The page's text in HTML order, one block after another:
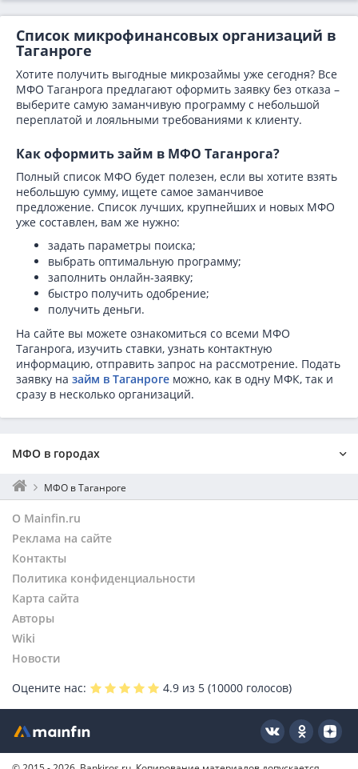
Список микрофинансовых организаций в
Таганроге
Хотите получить выгодные микрозаймы уже сегодня? Все
МФО Таганрога предлагают оформить заявку без отказа –
выберите самую заманчивую программу с небольшой
переплатой и лояльными требованиями к клиенту.
Как оформить займ в МФО Таганрога?
Полный список МФО будет полезен, если вы хотите взять
небольшую сумму, ищете самое заманчивое
предложение. Список лучших, крупнейших и новых МФО
уже составлен, вам же нужно:
задать параметры поиска;
выбрать оптимальную программу;
заполнить онлайн-заявку;
быстро получить одобрение;
получить деньги.
На сайте вы можете ознакомиться со всеми МФО
Таганрога, изучить ставки, узнать контактную
информацию, отправить запрос на рассмотрение. Подать
заявку на займ в Таганроге можно, как в одну МФК, так и
сразу в несколько организаций.
МФО в городах
Москва
Санкт-Петербург
Екатеринбург
Нижний Новгород
Новосибирск
Ростов-на-Дону
Уфа
Казань
Челябинск
Омск
Волгодонск
Шахты
Батайск
Донецк
МФО в Таганроге
О Mainfin.ru
Реклама на сайте
Контакты
Политика конфиденциальности
Карта сайта
Авторы
Wiki
Новости
Оцените нас:
4.9 из 5 (10000 голосов)